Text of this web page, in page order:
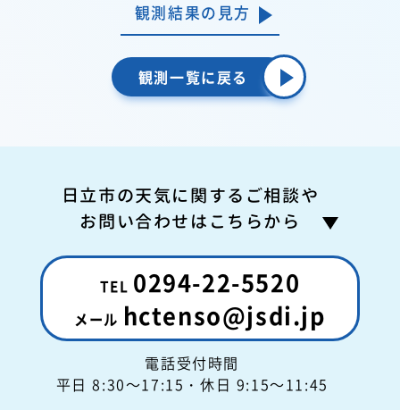
観測結果の見方
観測一覧に戻る
日立市の天気に関するご相談や
お問い合わせはこちらから
0294-22-5520
hctenso@jsdi.jp
電話受付時間
平日 8:30～17:15 ・休日 9:15～11:45